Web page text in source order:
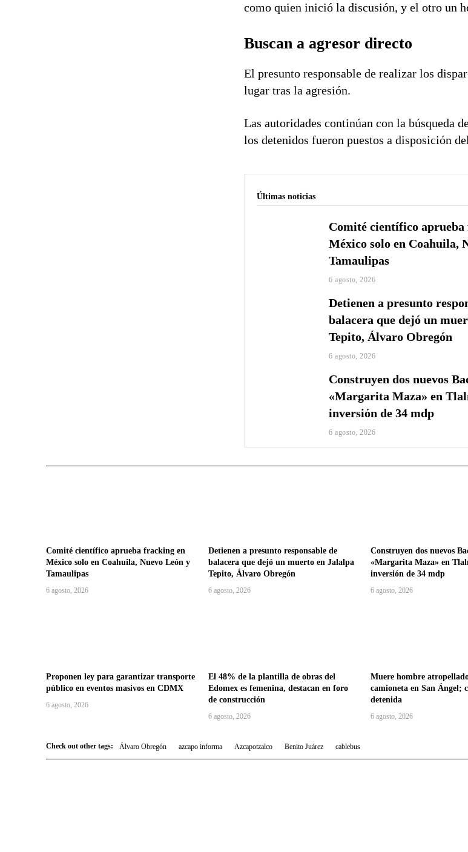
como quien inició la discusión, y el otro un
Buscan a agresor directo
El presunto responsable de realizar los
lugar tras la agresión.
Las autoridades continúan con la búsqueda
los detenidos fueron puestos a disposición
Últimas noticias
Comité científico aprueba
México solo en Coahuila,
Tamaulipas
6 agosto, 2026
Detienen a presunto
balacera que dejó un
Tepito, Álvaro Obregón
6 agosto, 2026
Construyen dos nuevos
«Margarita Maza» en
inversión de 34 mdp
6 agosto, 2026
Comité científico aprueba fracking en
México solo en Coahuila, Nuevo León y
Tamaulipas
6 agosto, 2026
Detienen a presunto responsable de
balacera que dejó un muerto en Jalalpa
Tepito, Álvaro Obregón
6 agosto, 2026
Construyen dos nuevos
«Margarita Maza» en
inversión de 34 mdp
6 agosto, 2026
Proponen ley para garantizar transporte
público en eventos masivos en CDMX
6 agosto, 2026
El 48% de la plantilla de obras del
Edomex es femenina, destacan en foro
de construcción
6 agosto, 2026
Muere hombre
camioneta en San Ángel;
detenida
6 agosto, 2026
Check out other tags: Álvaro Obregón azcapo informa Azcapotzalco Benito Juárez cablebus